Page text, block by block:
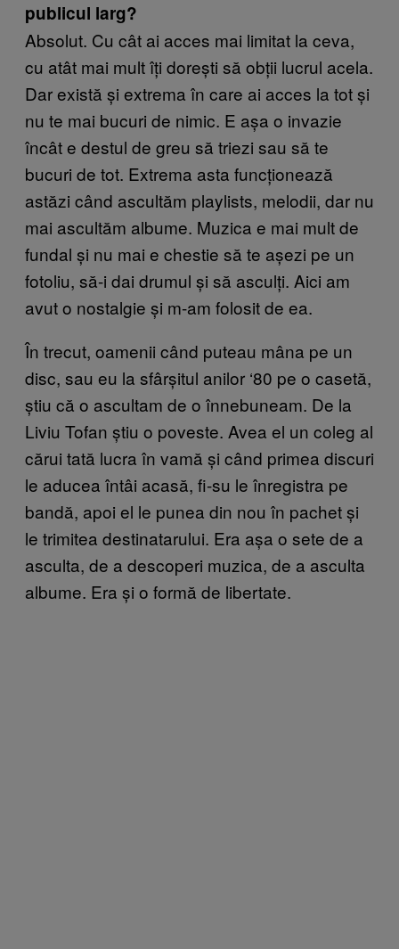
publicul larg?
Absolut. Cu cât ai acces mai limitat la ceva,
cu atât mai mult îți dorești să obții lucrul acela.
Dar există și extrema în care ai acces la tot și
nu te mai bucuri de nimic. E așa o invazie
încât e destul de greu să triezi sau să te
bucuri de tot. Extrema asta funcționează
astăzi când ascultăm playlists, melodii, dar nu
mai ascultăm albume. Muzica e mai mult de
fundal și nu mai e chestie să te așezi pe un
fotoliu, să-i dai drumul și să asculți. Aici am
avut o nostalgie și m-am folosit de ea.
În trecut, oamenii când puteau mâna pe un
disc, sau eu la sfârșitul anilor ‘80 pe o casetă,
știu că o ascultam de o înnebuneam. De la
Liviu Tofan știu o poveste. Avea el un coleg al
cărui tată lucra în vamă și când primea discuri
le aducea întâi acasă, fi-su le înregistra pe
bandă, apoi el le punea din nou în pachet și
le trimitea destinatarului. Era așa o sete de a
asculta, de a descoperi muzica, de a asculta
albume. Era și o formă de libertate.